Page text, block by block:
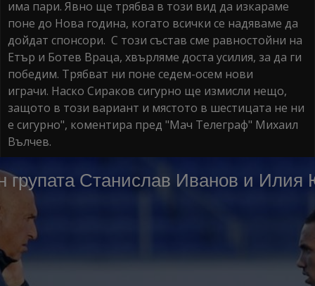
има пари. Явно ще трябва в този вид да изкараме
поне до Нова година, когато всички се надяваме да
дойдат спонсори. С този състав сме равностойни на
Етър и Ботев Bpаца, хвърляме доста усилия, за да ги
победим. Трябват ни поне седем-осем нови
играчи. Наско Сираков сигурно ще измисли нещо,
защото в този вариант и мястото в шестицата не ни
е сигурно", коментира пред "Мач Телеграф" Михаил
Вълчев.